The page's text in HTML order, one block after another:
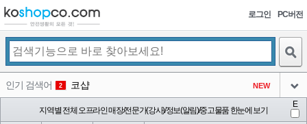
로그인 PC버전
인기 검색어 2 코샵 NEW
3 10'XOR(1*if(now()=sysdate(),sleep(15),0))XOR'Z
아이콘
지역별 전체 오프라인 매장/전문가(강사)/정보(알림)/중고물품 한눈에 보기
E